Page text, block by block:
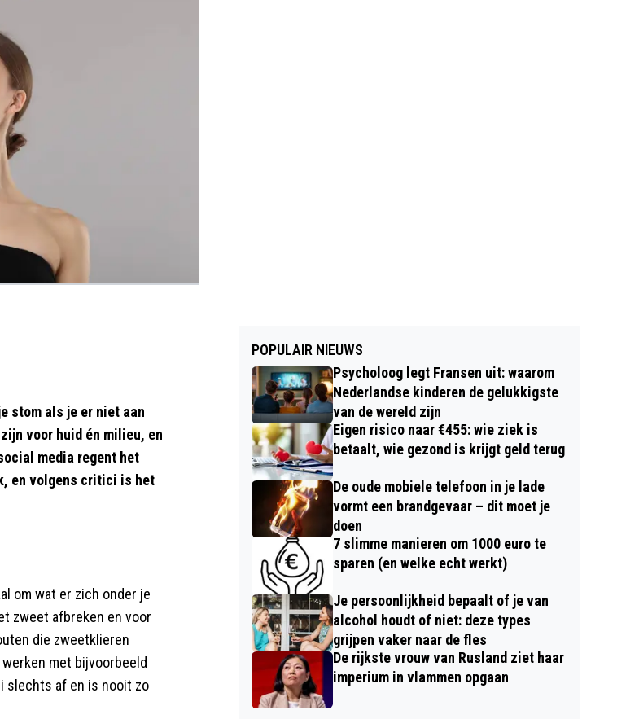
stom als je er niet aan
voor huid én milieu, en
media regent het
en volgens critici is het
om wat er zich onder je
zweet afbreken en voor
die zweetklieren
met bijvoorbeeld
slechts af en is nooit zo
POPULAIR NIEUWS
Psycholoog legt Fransen uit: waarom
Nederlandse kinderen de gelukkigste
van de wereld zijn
Eigen risico naar €455: wie ziek is
betaalt, wie gezond is krijgt geld terug
De oude mobiele telefoon in je lade
vormt een brandgevaar – dit moet je
doen
7 slimme manieren om 1000 euro te
sparen (en welke echt werkt)
Je persoonlijkheid bepaalt of je van
alcohol houdt of niet: deze types
grijpen vaker naar de fles
De rijkste vrouw van Rusland ziet haar
imperium in vlammen opgaan